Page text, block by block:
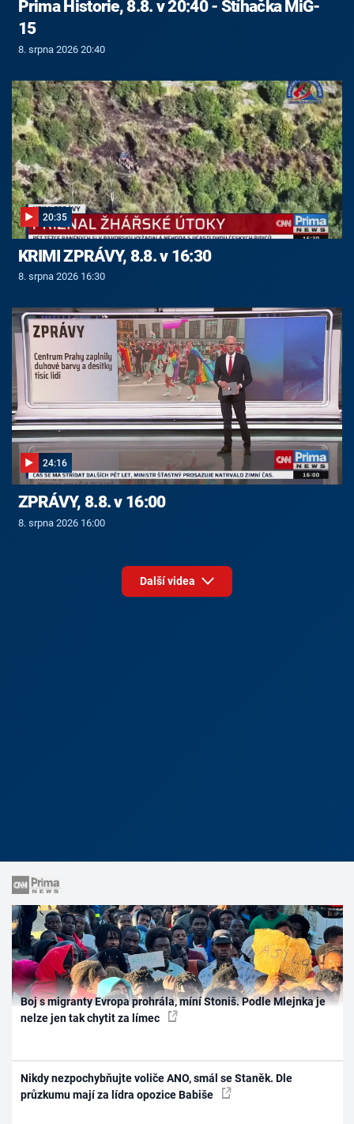
Prima Historie, 8.8. v 20:40 - Stíhačka MiG-
15
8. srpna 2026 20:40
20:35
KRIMI ZPRÁVY, 8.8. v 16:30
8. srpna 2026 16:30
24:16
ZPRÁVY, 8.8. v 16:00
8. srpna 2026 16:00
Další videa
Boj s migranty Evropa prohrála, míní Stoniš. Podle Mlejnka je
nelze jen tak chytit za límec
Nikdy nezpochybňujte voliče ANO, smál se Staněk. Dle
průzkumu mají za lídra opozice Babiše